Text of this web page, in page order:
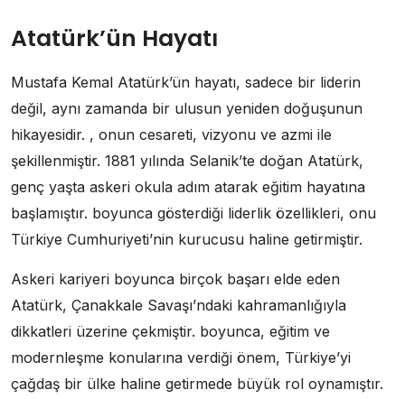
Atatürk’ün Hayatı
Mustafa Kemal Atatürk’ün hayatı, sadece bir liderin
değil, aynı zamanda bir ulusun yeniden doğuşunun
hikayesidir. , onun cesareti, vizyonu ve azmi ile
şekillenmiştir. 1881 yılında Selanik’te doğan Atatürk,
genç yaşta askeri okula adım atarak eğitim hayatına
başlamıştır. boyunca gösterdiği liderlik özellikleri, onu
Türkiye Cumhuriyeti’nin kurucusu haline getirmiştir.
Askeri kariyeri boyunca birçok başarı elde eden
Atatürk, Çanakkale Savaşı’ndaki kahramanlığıyla
dikkatleri üzerine çekmiştir. boyunca, eğitim ve
modernleşme konularına verdiği önem, Türkiye’yi
çağdaş bir ülke haline getirmede büyük rol oynamıştır.